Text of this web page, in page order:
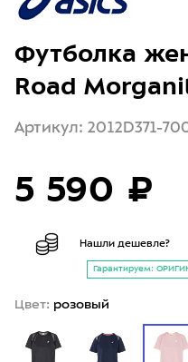
Футболка
Road
Артикул: 2012D371-
5 590 ₽
Нашли дешевле?
Гарантируем:
Цвет: розовый